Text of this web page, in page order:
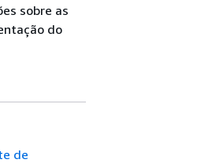
sobre as
do
de